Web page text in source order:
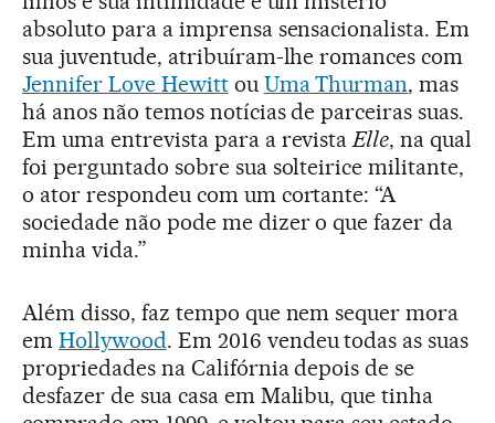
absoluto para a imprensa sensacionalista. Em
sua juventude, atribuíram-lhe romances com
Jennifer Love Hewittou Uma Thurman, mas
há anos não temos notícias de parceiras suas.
Em uma entrevista para a revistaElle, na qual
foi perguntado sobre sua solteirice militante,
o ator respondeu com um cortante: “A
sociedade não pode me dizer o que fazer da
minha vida.”
Além disso, faz tempo que nem sequer mora
em Hollywood. Em 2016 vendeu todas as suas
propriedades na Califórnia depois de se
desfazer de sua casa em Malibu, que tinha